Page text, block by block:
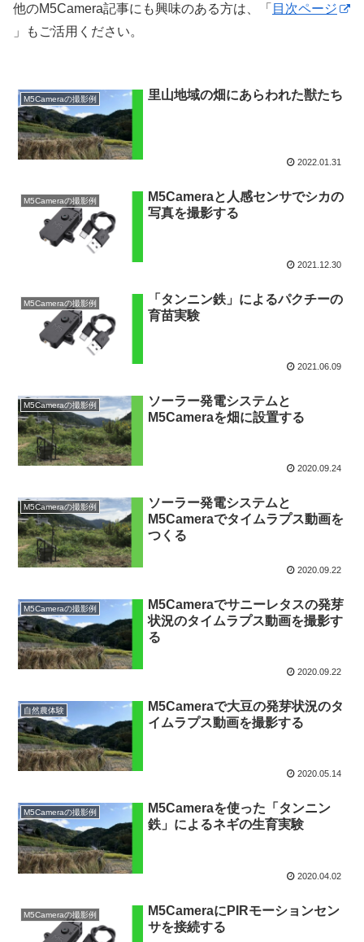
他のM5Camera記事にも興味のある方は、「 目次ページ
」もご活用ください。
M5Cameraの撮影例 里山地域の畑にあらわれた獣たち
2022.01.31
M5Cameraの撮影例
M5Cameraと人感センサでシカの
写真を撮影する
2021.12.30
M5Cameraの撮影例
「タンニン鉄」によるパクチーの
育苗実験
2021.06.09
M5Cameraの撮影例
ソーラー発電システムと
M5Cameraを畑に設置する
2020.09.24
M5Cameraの撮影例
ソーラー発電システムと
M5Cameraでタイムラプス動画を
つくる
2020.09.22
M5Cameraの撮影例
M5Cameraでサニーレタスの発芽
状況のタイムラプス動画を撮影す
る
2020.09.22
自然農体験
M5Cameraで大豆の発芽状況のタ
イムラプス動画を撮影する
2020.05.14
M5Cameraの撮影例
M5Cameraを使った「タンニン
鉄」によるネギの生育実験
2020.04.02
M5Cameraの撮影例
M5CameraにPIRモーションセン
サを接続する